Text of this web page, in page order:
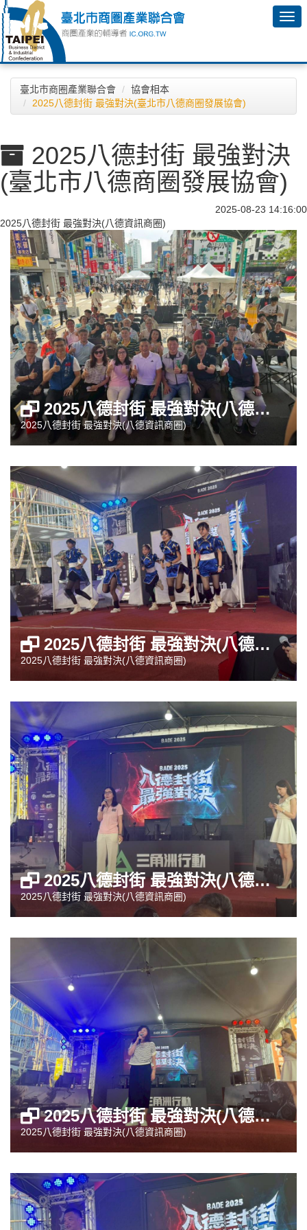
臺北市商圈產業聯合會
協會相本
2025八德封街 最強對決(臺北市八德商圈發展協會)
2025八德封街 最強對決
(臺北市八德商圈發展協會)
2025-08-23 14:16:00
2025八德封街 最強對決(八德資訊商圈)
2025八德封街 最強對決(八德資訊商圈)
2025八德封街 最強對決(八德資訊商圈)
2025八德封街 最強對決(八德資訊商圈)
2025八德封街 最強對決(八德資訊商圈)
2025八德封街 最強對決(八德資訊商圈)
2025八德封街 最強對決(八德資訊商圈)
2025八德封街 最強對決(八德資訊商圈)
2025八德封街 最強對決(八德資訊商圈)